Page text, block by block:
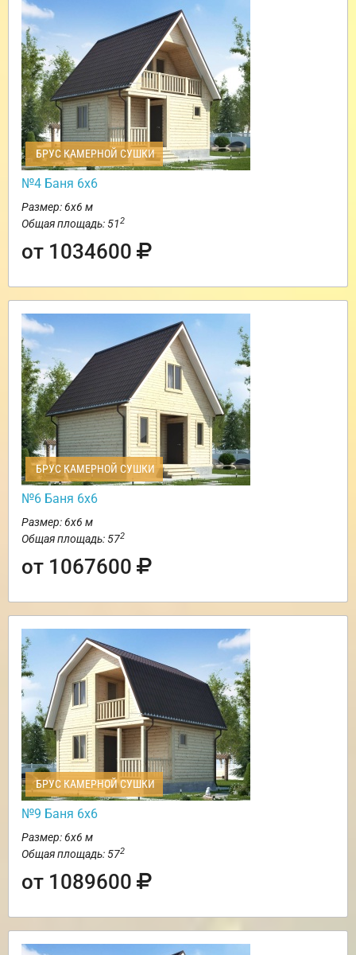
БРУС КАМЕРНОЙ СУШКИ
№4 Баня 6х6
Размер: 6х6 м
Общая площадь: 512
от 1034600
БРУС КАМЕРНОЙ СУШКИ
№6 Баня 6х6
Размер: 6х6 м
Общая площадь: 572
от 1067600
БРУС КАМЕРНОЙ СУШКИ
№9 Баня 6х6
Размер: 6х6 м
Общая площадь: 572
от 1089600